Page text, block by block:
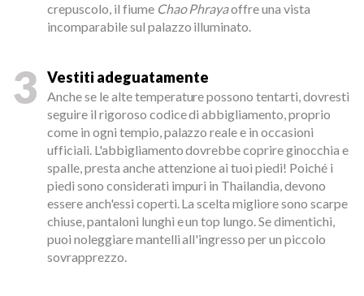
crepuscolo, il fiume Chao Phrayaoffre una vista
incomparabile sul palazzo illuminato.
3 Vestiti adeguatamente
Anche se le alte temperature possono tentarti, dovresti
seguire il rigoroso codice di abbigliamento, proprio
come in ogni tempio, palazzo reale e in occasioni
ufficiali. L'abbigliamento dovrebbe coprire ginocchia e
spalle, presta anche attenzione ai tuoi piedi! Poiché i
piedi sono considerati impuri in Thailandia, devono
essere anch'essi coperti. La scelta migliore sono scarpe
chiuse, pantaloni lunghi e un top lungo. Se dimentichi,
puoi noleggiare mantelli all'ingresso per un piccolo
sovrapprezzo.